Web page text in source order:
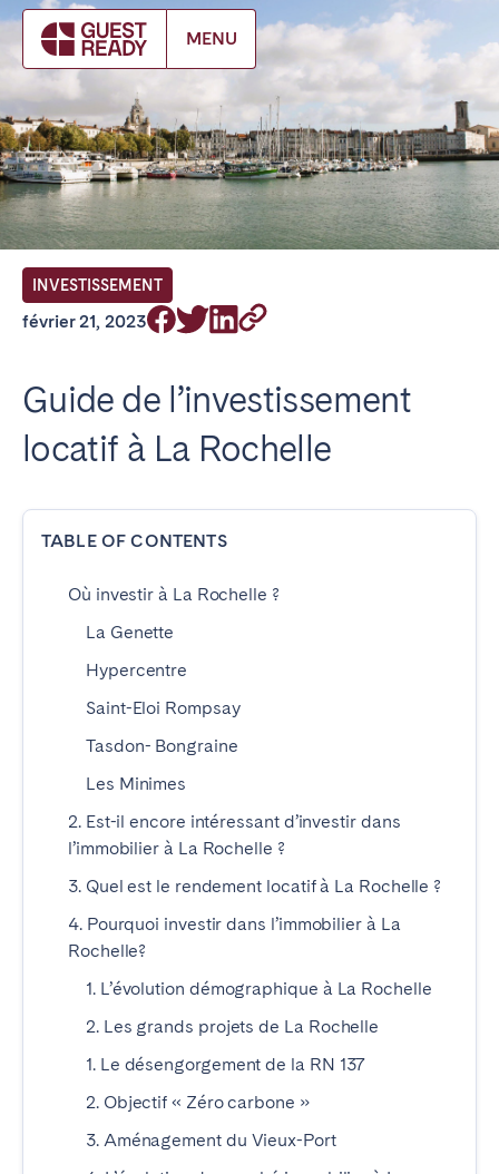
MENU
Make booking
INVESTISSEMENT
février 21, 2023
Guide de l’investissement
locatif à La Rochelle
TABLE OF CONTENTS
Où investir à La Rochelle ?
La Genette
Hypercentre
Saint-Eloi Rompsay
Tasdon- Bongraine
Les Minimes
2. Est-il encore intéressant d’investir dans
l’immobilier à La Rochelle ?
3. Quel est le rendement locatif à La Rochelle ?
4. Pourquoi investir dans l’immobilier à La
Rochelle?
1. L’évolution démographique à La Rochelle
2. Les grands projets de La Rochelle
1. Le désengorgement de la RN 137
2. Objectif « Zéro carbone »
3. Aménagement du Vieux-Port
FR Select service of interest
Trouvez votre emplacement
ANGLETERRE
Londres
ÉMIRATS ARABES UNIS
Barcelone
Saint-Sébastien
FRANCE
Bassin d’Arcachon
Nice
PORTUGAL
Beja
Coimbra
Leiria